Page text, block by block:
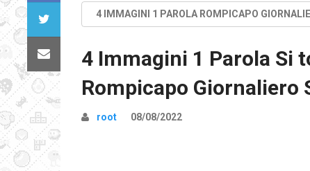
4 IMMAGINI 1 PAROLA ROMPICAPO
4 Immagini 1 Parola Si
Rompicapo Giornaliero
root 08/08/2022